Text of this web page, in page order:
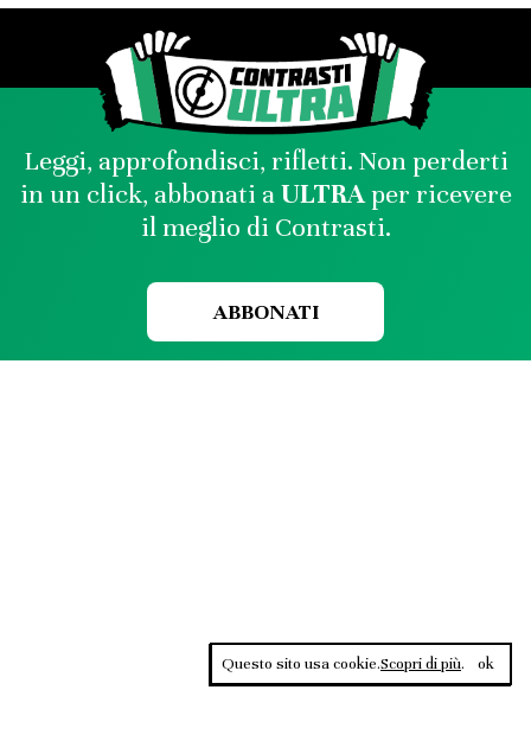
Leggi, approfondisci, rifletti. Non perderti
in un click, abbonati aULTRAper ricevere
il meglio di Contrasti.
ABBONATI
Questo sito usa cookie.Scopri di più. ok